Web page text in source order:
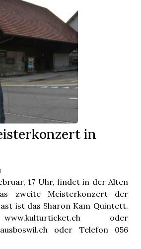
in
17 Uhr, findet in der Alten
zweite Meisterkonzert der
ist das Sharon Kam Quintett.
oder
oder Telefon 056